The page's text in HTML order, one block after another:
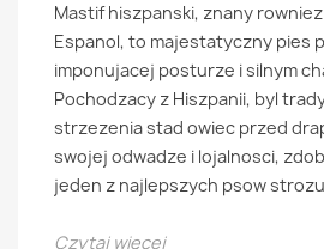
Mastif hiszpanski, znany
Espanol, to majestatyczny pies
imponujacej posturze i silnym
Pochodzacy z Hiszpanii, byl
strzezenia stad owiec przed
swojej odwadze i lojalnosci,
jeden z najlepszych psow
Czytaj więcej